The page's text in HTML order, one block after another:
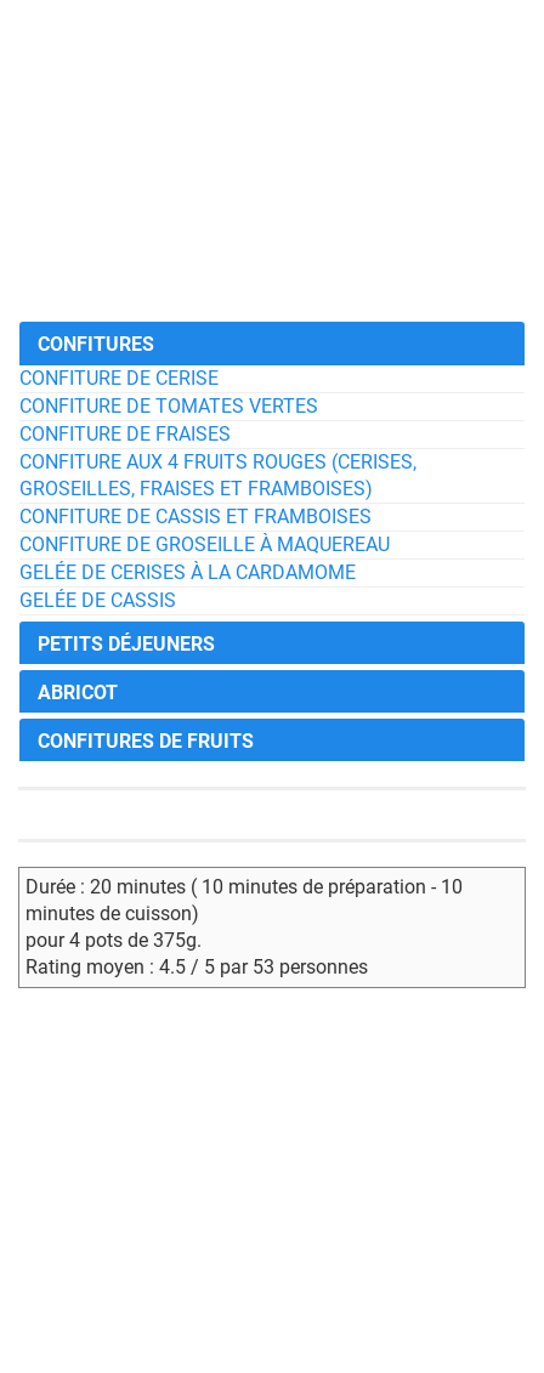
CONFITURES
CONFITURE DE CERISE
CONFITURE DE TOMATES VERTES
CONFITURE DE FRAISES
CONFITURE AUX 4 FRUITS ROUGES (CERISES,
GROSEILLES, FRAISES ET FRAMBOISES)
CONFITURE DE CASSIS ET FRAMBOISES
CONFITURE DE GROSEILLE À MAQUEREAU
GELÉE DE CERISES À LA CARDAMOME
GELÉE DE CASSIS
PETITS DÉJEUNERS
ABRICOT
CONFITURES DE FRUITS
Durée : 20 minutes ( 10 minutes de préparation - 10
minutes de cuisson)
pour 4 pots de 375g.
Rating moyen : 4.5 / 5 par 53 personnes